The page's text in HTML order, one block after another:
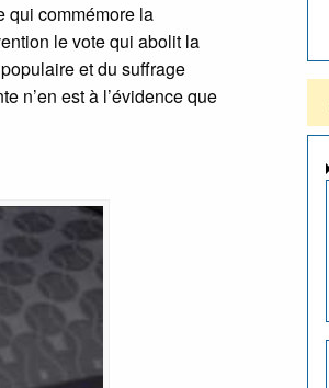
qui commémore la
le vote qui abolit la
et du suffrage
n’en est à l’évidence que